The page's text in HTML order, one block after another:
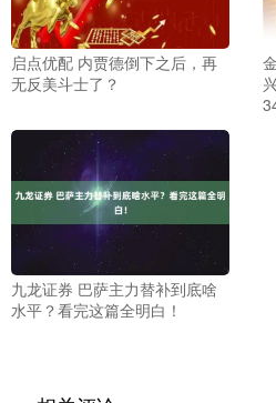
启点优配 内贾德倒下之后，再
无反美斗士了？
九龙证券 巴萨主力替补到底啥
水平？看完这篇全明白！